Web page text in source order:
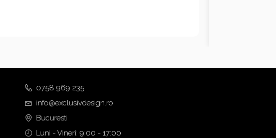
0758 969 235
info@exclusivdesign.ro
Bucuresti
Luni - Vineri: 9:00 - 17:00